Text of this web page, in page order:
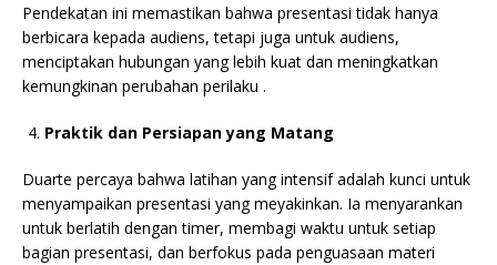
Pendekatan ini memastikan bahwa presentasi tidak hanya
berbicara kepada audiens, tetapi juga untuk audiens,
menciptakan hubungan yang lebih kuat dan meningkatkan
kemungkinan perubahan perilaku .
Praktik dan Persiapan yang Matang
Duarte percaya bahwa latihan yang intensif adalah kunci untuk
menyampaikan presentasi yang meyakinkan. Ia menyarankan
untuk berlatih dengan timer, membagi waktu untuk setiap
bagian presentasi, dan berfokus pada penguasaan materi